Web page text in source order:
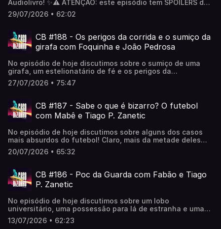
Audiolivro! ✨⚠️ ATENÇÃO: este episódio tem SPOILERS do
audiolivro No Rastro da Mentira! Se você ainda não
terminou de ouvir, salva esse episódio pra depois.Agora
destrinchar tudo: discutimos as revelações, comentamos
as decisões dos personagens, levantamos teorias,
compartilhamos nossas interpretações e, claro, surtamos
No Rastro da Mentira, vem participar dessa conversa com
a gente!💬 E não esquece de entrar no nosso grupo do
Telegram: https://t.me/+aPz_F-Ti2DU2NTFhEsse programa
é uma iniciativa Amazon MusicAmazon Music
29/07/2026 • 62:02
CB #188 - Os perigos da corrida e o sumiço da
girafa com Foquinha e João Pedrosa
No episódio de hoje discutimos sobre o sumiço de uma
girafa, um estelionatário de fé e os perigos da
corrida!***🎭 Temporada de Caso Bizarro no teatro!CB no
Teatro YouTube (gravações): https://bit.ly/4egVSrUCB ao
youtube.com/@CasoBizarro👽 apoia.se/casobizarro🛸
orelo.cc/casobizarro
27/07/2026 • 75:47
CB #187 - Sabe o que é bizarro? O futebol
com Mabê e Tiago P. Zanetic
No episódio de hoje discutimos sobre alguns dos casos
mais absurdos do futebol! Claro, mais da metade deles
envolve o Ronaldinho Gaúcho!***🎭 Temporada de Caso
Bizarro no teatro!CB no Teatro YouTube (gravações):
https://bit.ly/3SWirK8〰️📽️ youtube.com/@CasoBizarro👽
apoia.se/casobizarro🛸 orelo.cc/casobizarro
20/07/2026 • 65:32
CB #186 - Poc da Guarda com Fabão e Tiago
P. Zanetic
No episódio de hoje discutimos sobre um lobo
universitário, uma possessão para lá de estranha e uma
poc da guarda! ***🎭 Temporada de Caso Bizarro no
teatro!CB no Teatro YouTube (gravações):
13/07/2026 • 62:23